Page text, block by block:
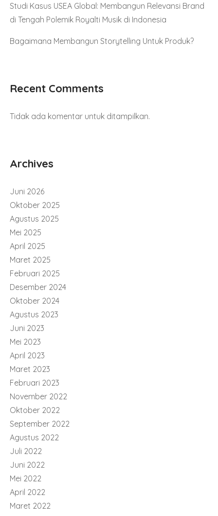
Studi Kasus USEA Global: Membangun Relevansi Brand
di Tengah Polemik Royalti Musik di Indonesia
Bagaimana Membangun Storytelling Untuk Produk?
Recent Comments
Tidak ada komentar untuk ditampilkan.
Archives
Juni 2026
Oktober 2025
Agustus 2025
Mei 2025
April 2025
Maret 2025
Februari 2025
Desember 2024
Oktober 2024
Agustus 2023
Juni 2023
Mei 2023
April 2023
Maret 2023
Februari 2023
November 2022
Oktober 2022
September 2022
Agustus 2022
Juli 2022
Juni 2022
Mei 2022
April 2022
Maret 2022